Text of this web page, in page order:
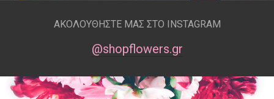
ΑΚΟΛΟΥΘΗΣΤΕ ΜΑΣ ΣΤΟ INSTAGRAM
@shopflowers.gr